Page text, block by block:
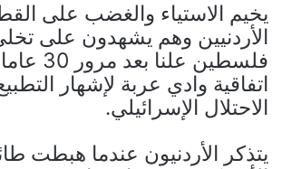
يخيم الاستياء والغضب على
الأردنيين وهم يشهدون على
فلسطين
اتفاقية وادي عربة لإشهار
الاحتلال الإسرائيلي.
يتذكر الأردنيون عندما هبطت